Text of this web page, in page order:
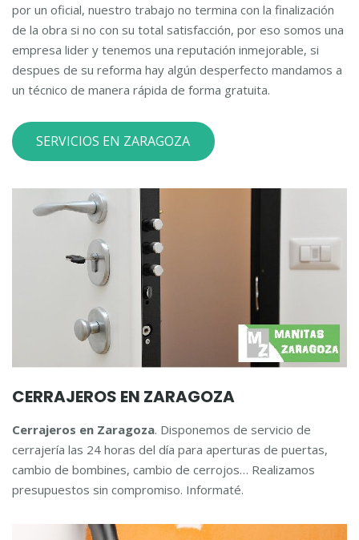
por un oficial, nuestro trabajo no termina con la finalización
de la obra si no con su total satisfacción, por eso somos una
empresa lider y tenemos una reputación inmejorable, si
despues de su reforma hay algún desperfecto mandamos a
un técnico de manera rápida de forma gratuita.
SERVICIOS EN ZARAGOZA
CERRAJEROS EN ZARAGOZA
Cerrajeros en Zaragoza. Disponemos de servicio de
cerrajería las 24 horas del día para aperturas de puertas,
cambio de bombines, cambio de cerrojos… Realizamos
presupuestos sin compromiso. Informaté.